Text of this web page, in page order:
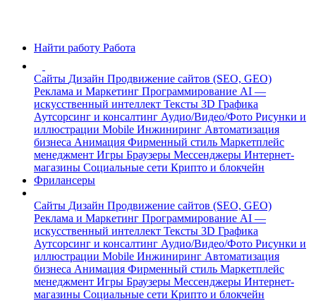
Найти работу Работа
Сайты Дизайн Продвижение сайтов (SEO, GEO)
Реклама и Маркетинг Программирование AI —
искусственный интеллект Тексты 3D Графика
Аутсорсинг и консалтинг Аудио/Видео/Фото Рисунки и
иллюстрации Mobile Инжиниринг Автоматизация
бизнеса Анимация Фирменный стиль Маркетплейс
менеджмент Игры Браузеры Мессенджеры Интернет-
магазины Социальные сети Крипто и блокчейн
Фрилансеры
Сайты Дизайн Продвижение сайтов (SEO, GEO)
Реклама и Маркетинг Программирование AI —
искусственный интеллект Тексты 3D Графика
Аутсорсинг и консалтинг Аудио/Видео/Фото Рисунки и
иллюстрации Mobile Инжиниринг Автоматизация
бизнеса Анимация Фирменный стиль Маркетплейс
менеджмент Игры Браузеры Мессенджеры Интернет-
магазины Социальные сети Крипто и блокчейн